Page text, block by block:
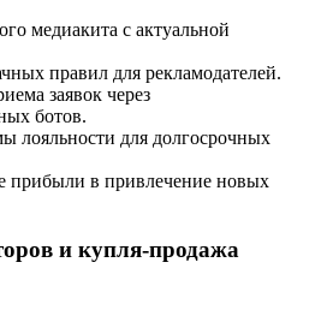
медиакита с актуальной
правил для рекламодателей.
заявок через
ботов.
лояльности для долгосрочных
прибыли в привлечение новых
и купля-продажа